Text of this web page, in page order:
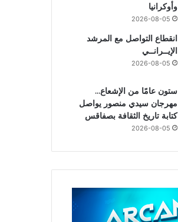
وأوكرانيا
2026-08-05
انقطاع التواصل مع المرشد
الإيــرانــي
2026-08-05
ستون عامًا من الإشعاع…
مهرجان سيدي منصور يواصل
كتابة تاريخ الثقافة بصفاقس
2026-08-05